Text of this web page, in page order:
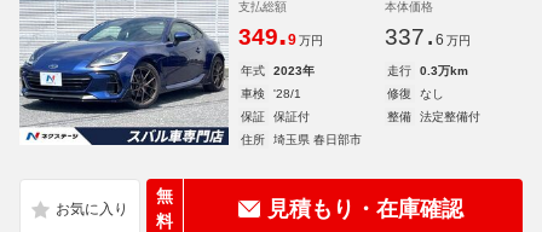
支払総額
349.9 万円
本体価格
337. 6 万円
年式 2023年 走行
0.3万km
車検
'28/1 修復
なし
保証
保証付 整備
法定整備付
住所
埼玉県 春日部市
無
料
見積もり・在庫確認